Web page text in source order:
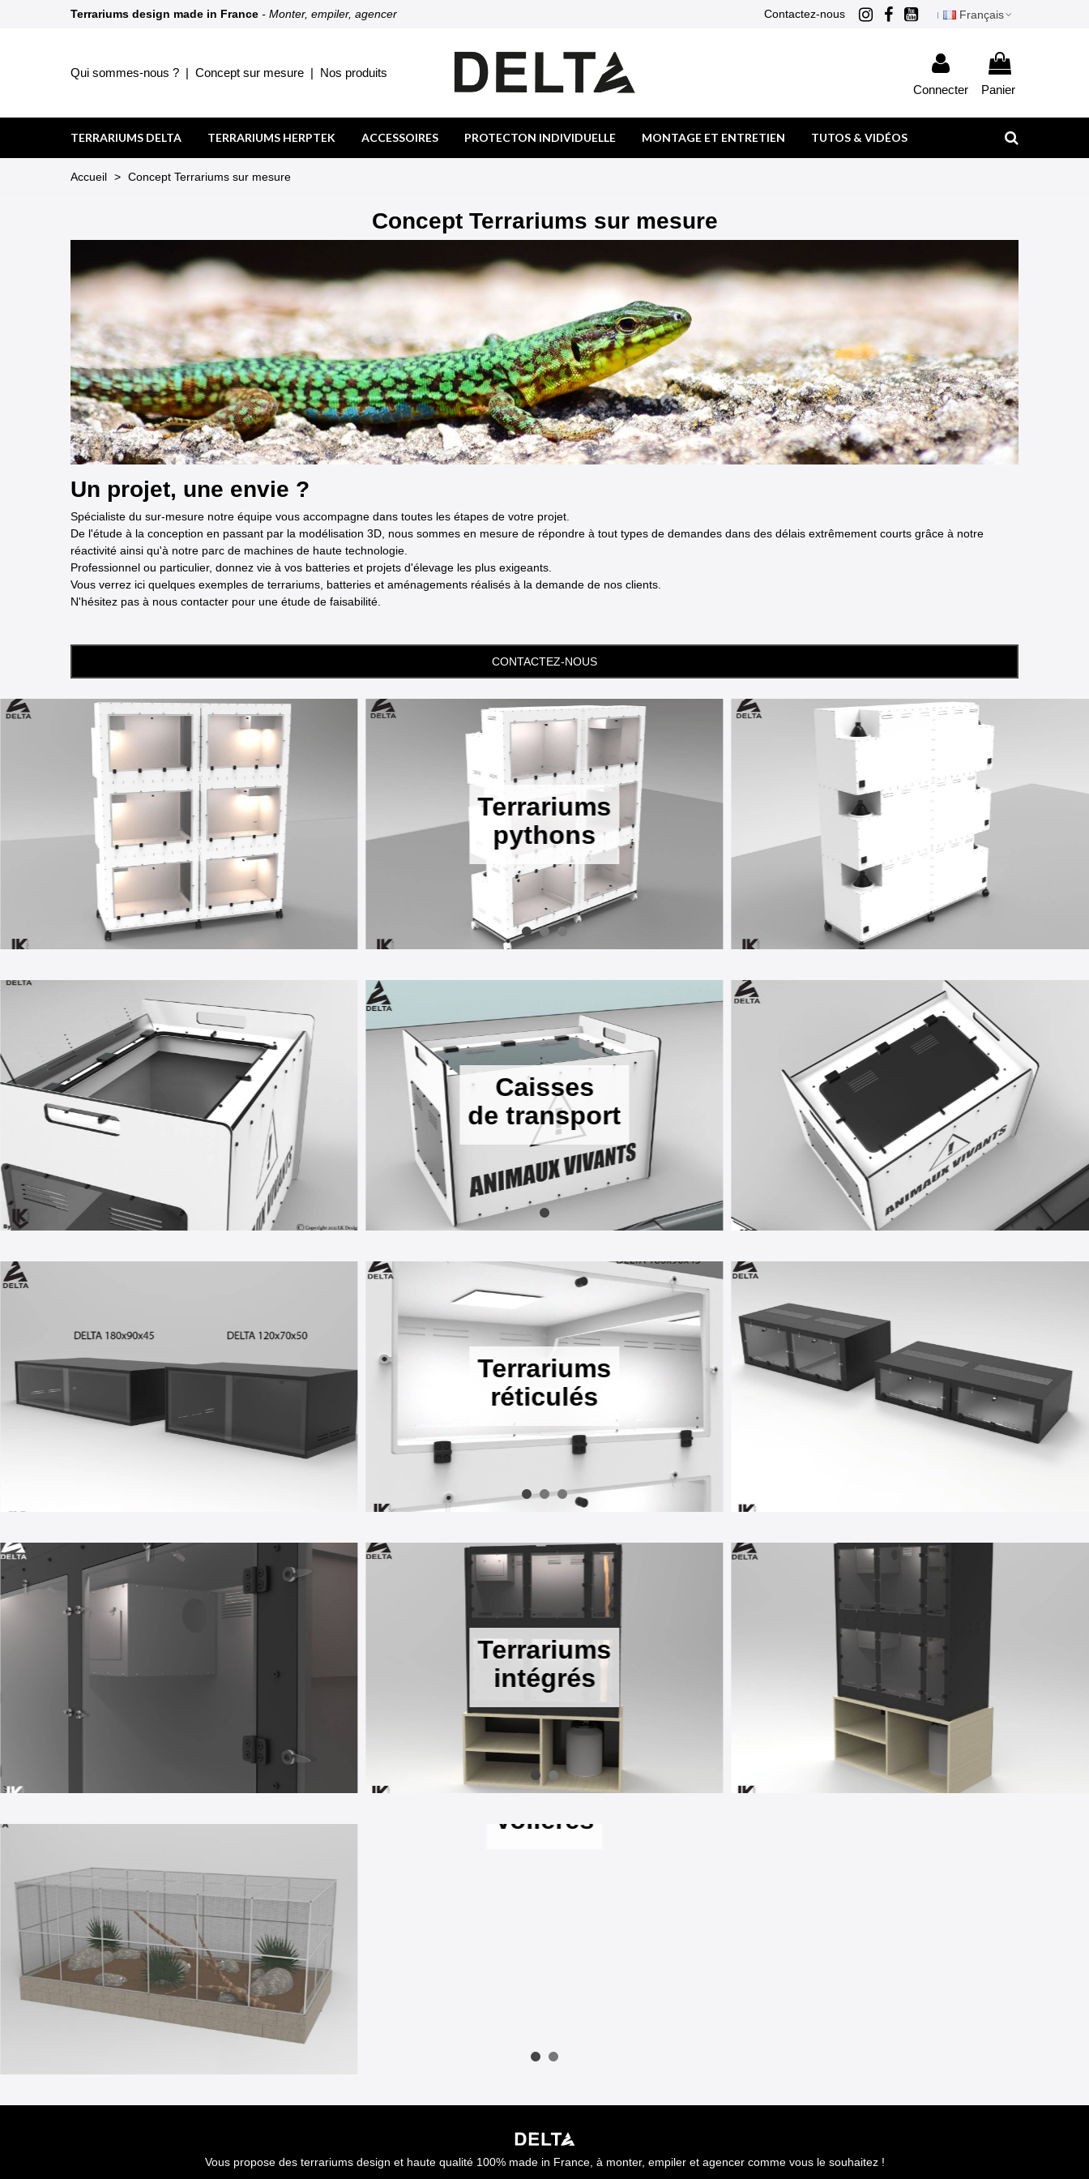
Terrariums design made in France - Monter, empiler, agencer Contactez-nous Français
Qui sommes-nous ? | Concept sur mesure | Nos produits
Connecter
Panier
TERRARIUMS DELTA TERRARIUMS HERPTEK ACCESSOIRES PROTECTON INDIVIDUELLE MONTAGE ET ENTRETIEN TUTOS & VIDÉOS
Accueil > Concept Terrariums sur mesure
Concept Terrariums sur mesure
Un projet, une envie ?
Spécialiste du sur-mesure notre équipe vous accompagne dans toutes les étapes de votre projet.
De l'étude à la conception en passant par la modélisation 3D, nous sommes en mesure de répondre à tout types de demandes dans des délais extrêmement courts grâce à notre
réactivité ainsi qu'à notre parc de machines de haute technologie.
Professionnel ou particulier, donnez vie à vos batteries et projets d'élevage les plus exigeants.
Vous verrez ici quelques exemples de terrariums, batteries et aménagements réalisés à la demande de nos clients.
N'hésitez pas à nous contacter pour une étude de faisabilité.
CONTACTEZ-NOUS
Terrariums
pythons
Caisses
de transport
Terrariums
réticulés
Terrariums
intégrés
Volières
Vous propose des terrariums design et haute qualité 100% made in France, à monter, empiler et agencer comme vous le souhaitez !